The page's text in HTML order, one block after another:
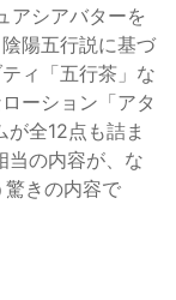
アシアバターを
陽五行説に基づ
ィ「五行茶」な
ーション「アタ
が全12点も詰ま
当の内容が、な
きの内容で